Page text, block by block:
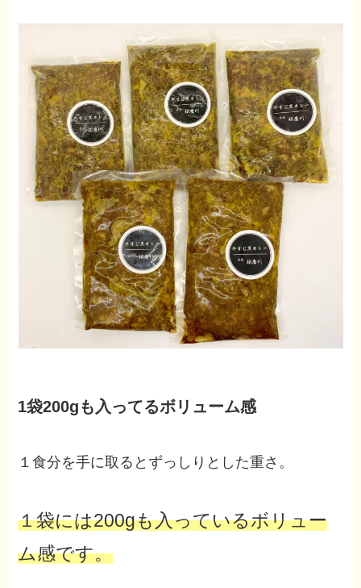
1袋200gも入ってるボリューム感
１食分を手に取るとずっしりとした重さ。
１袋には200gも入っているボリュー
ム感です。